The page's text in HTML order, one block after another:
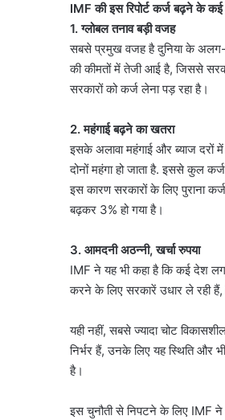
IMF की इस रिपोर्ट कर्ज बढ़ने के
1. ग्लोबल तनाव बड़ी वजह
सबसे प्रमुख वजह है दुनिया के अलग-
की कीमतों में तेजी आई है, जिससे
सरकारों को कर्ज लेना पड़ रहा है।
2. महंगाई बढ़ने का खतरा
इसके अलावा महंगाई और ब्याज दरों
दोनों महंगा हो जाता है. इससे कुल
इस कारण सरकारों के लिए पुराना
बढ़कर 3% हो गया है।
3. आमदनी अठन्नी, खर्चा रुपया
IMF ने यह भी कहा है कि कई देश
करने के लिए सरकारें उधार ले रही
यही नहीं, सबसे ज्यादा चोट
निर्भर हैं, उनके लिए यह स्थिति और
है।
इस चुनौती से निपटने के लिए IMF ने